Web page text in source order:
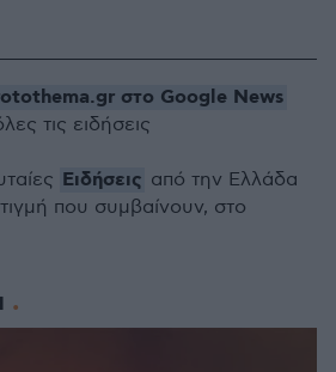
στο Google News
τις ειδήσεις
Ειδήσεις από την Ελλάδα
που συμβαίνουν, στο